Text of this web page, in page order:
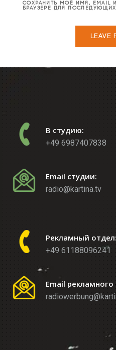
СОХРАНИТЬ МОЁ ИМЯ, EMAIL
БРАУЗЕРЕ ДЛЯ
В студию:
+49 6987407838
Email студии:
radio@kartina.tv
Рекламный отдел:
+49 61188096241
Email рекламного